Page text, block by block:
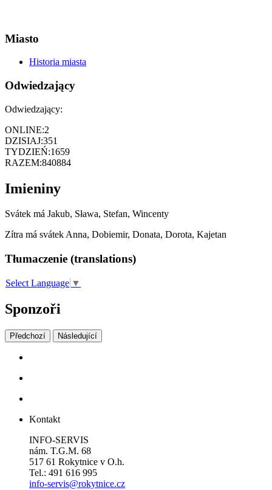
Miasto
Historia miasta
Odwiedzający
Odwiedzający:
ONLINE:2
DZISIAJ:351
TYDZIEŃ:1659
RAZEM:840884
Imieniny
Svátek má Jakub, Sława, Stefan, Wincenty
Zítra má svátekAnna, Dobiemir, Donata, Dorota, Kajetan
Tłumaczenie (translations)
Select Language ▼
Sponzoři
Předchozí Následující
Kontakt
INFO-SERVIS
nám. T.G.M. 68
517 61 Rokytnice v O.h.
Tel.: 491 616 995
info-servis@rokytnice.cz